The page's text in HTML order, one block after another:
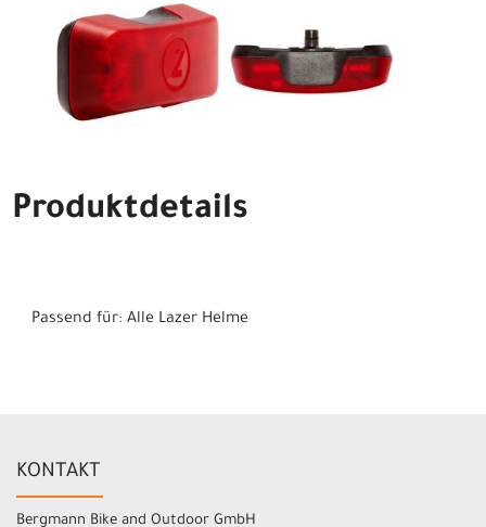
Produktdetails
Passend für: Alle Lazer Helme
KONTAKT
Bergmann Bike and Outdoor GmbH